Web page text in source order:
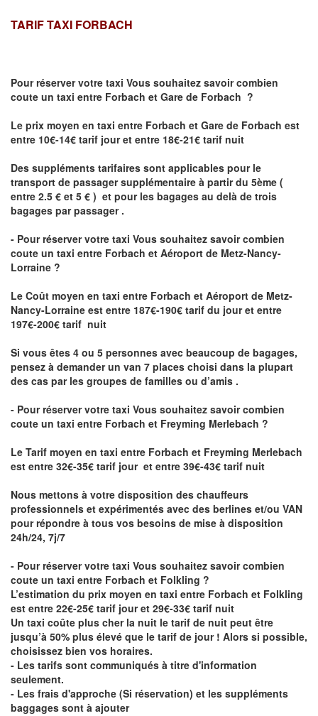
TARIF TAXI FORBACH
Pour réserver votre taxi Vous souhaitez savoircombien
coute un taxi entre Forbach et Gare de Forbach ?
Le prix moyen en taxi entre Forbach et Gare de Forbach est
entre 10€-14€ tarif jour et entre 18€-21€ tarif nuit
Des suppléments tarifaires sont applicables pour le
transport de passager supplémentaire à partir du 5ème (
entre 2.5 € et 5 € ) et pour les bagages au delà de trois
bagages par passager .
- Pour réserver votre taxi Vous souhaitez savoircombien
coute un taxi entre Forbach et Aéroport de Metz-Nancy-
Lorraine ?
Le Coût moyen en taxi entre Forbach et Aéroport de Metz-
Nancy-Lorraine est entre 187€-190€ tarif du jour et entre
197€-200€ tarif nuit
Si vous êtes 4 ou 5 personnes avec beaucoup de bagages,
pensez à demander un van 7 places choisi dans la plupart
des cas par les groupes de familles ou d’amis .
- Pour réserver votre taxi Vous souhaitez savoircombien
coute un taxi entre Forbach et Freyming Merlebach ?
Le Tarif moyen en taxi entre Forbach et Freyming Merlebach
est entre 32€-35€ tarif jour et entre 39€-43€ tarif nuit
Nous mettons à votre disposition des chauffeurs
professionnels et expérimentés avec des berlines et/ou VAN
pour répondre à tous vos besoins de mise à disposition
24h/24, 7j/7
- Pour réserver votre taxi Vous souhaitez savoircombien
coute un taxi entre Forbach et Folkling ?
L’estimation du prix moyen en taxi entre Forbach et Folkling
est entre 22€-25€ tarif jour et 29€-33€ tarif nuit
Un taxi coûte plus cher la nuit le tarif de nuit peut être
jusqu’à 50% plus élevé que le tarif de jour ! Alors si possible,
choisissez bien vos horaires.
- Les tarifs sont communiqués à titre d'information
seulement.
- Les frais d'approche (Si réservation) et les suppléments
baggages sont à ajouter